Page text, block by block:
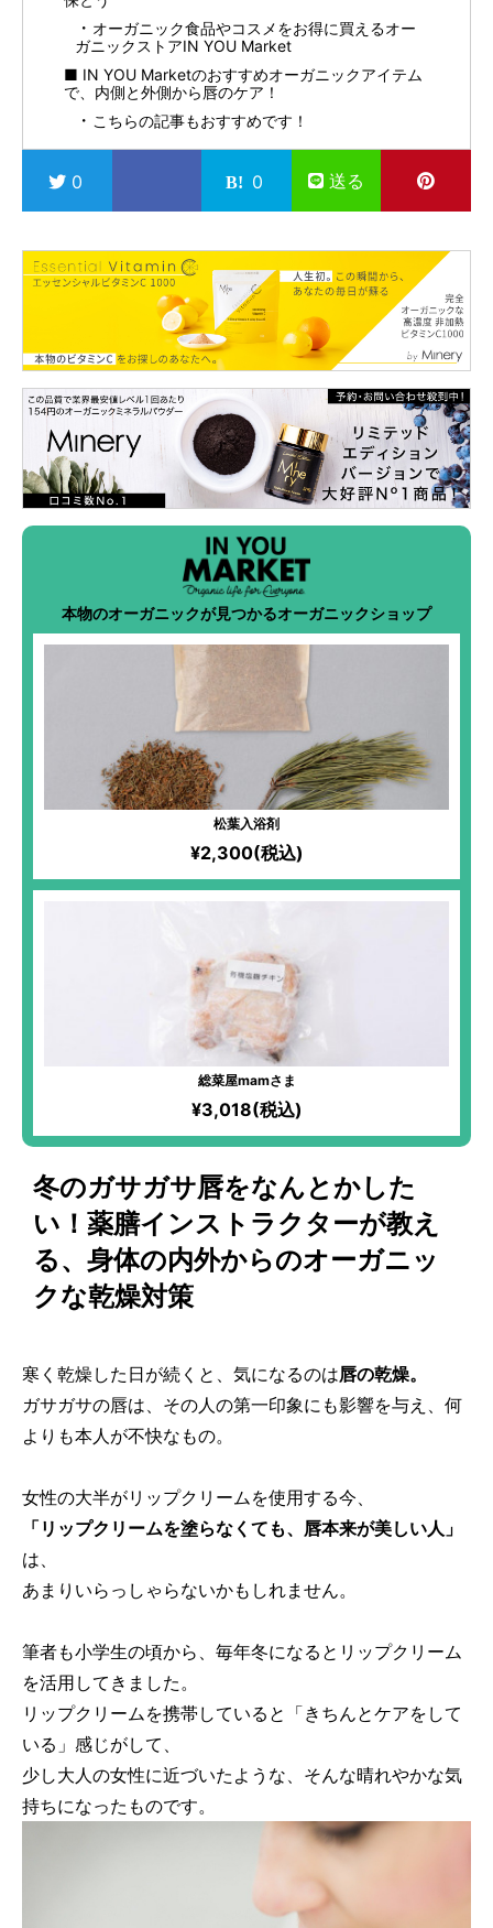
オーガニック食品やコスメをお得に買えるオー
ガニックストアIN YOU Market
■ IN YOU Marketのおすすめオーガニックアイテム
で、内側と外側から唇のケア！
こちらの記事もおすすめです！
0 0 送る
本物のオーガニックが見つかるオーガニックショップ
松葉入浴剤
¥2,300(税込)
総菜屋mamさま
¥3,018(税込)
冬のガサガサ唇をなんとかした
い！薬膳インストラクターが教え
る、身体の内外からのオーガニッ
クな乾燥対策
寒く乾燥した日が続くと、気になるのは唇の乾燥。
ガサガサの唇は、その人の第一印象にも影響を与え、何
よりも本人が不快なもの。
女性の大半がリップクリームを使用する今、
「リップクリームを塗らなくても、唇本来が美しい人」
は、
あまりいらっしゃらないかもしれません。
筆者も小学生の頃から、毎年冬になるとリップクリーム
を活用してきました。
リップクリームを携帯していると「きちんとケアをして
いる」感じがして、
少し大人の女性に近づいたような、そんな晴れやかな気
持ちになったものです。